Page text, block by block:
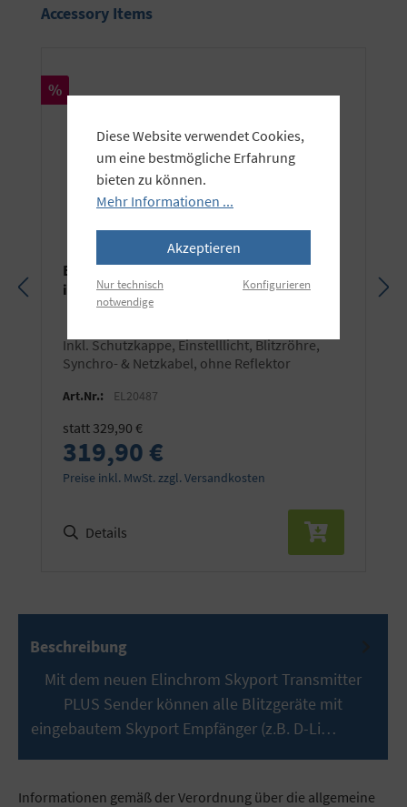
Produktgalerie überspringen
Accessory Items
Rabatt
%
Elinchrom D-LITE RX 4 (400Ws) - mit
integriertem Skyport Empfänger!
inkl. Schutzkappe, Einstelllicht, Blitzröhre,
Synchro- & Netzkabel, ohne Reflektor
Art.Nr.: EL20487
statt 329,90 €
319,90 €
Preise inkl. MwSt. zzgl. Versandkosten
Details
Beschreibung
Mit dem neuen Elinchrom Skyport Transmitter
PLUS Sender können alle Blitzgeräte mit
eingebautem Skyport Empfänger (z.B. D-Li…
Informationen gemäß der Verordnung über die allgemeine
Diese Website verwendet Cookies,
um eine bestmögliche Erfahrung
bieten zu können.
Mehr Informationen ...
Akzeptieren
Nur technisch
notwendige
Konfigurieren